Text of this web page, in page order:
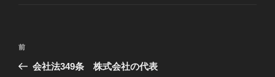
投
過
去
前
会社法349条 株式会社の代表